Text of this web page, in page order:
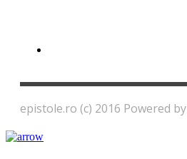
epistole.ro (c) 2016 Powered by